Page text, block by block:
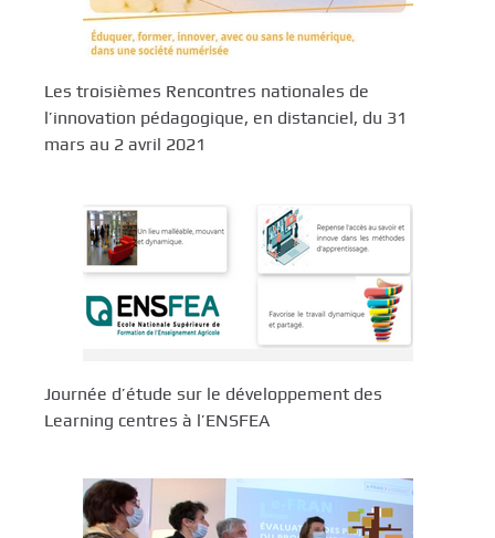
Les troisièmes Rencontres nationales de
l’innovation pédagogique, en distanciel, du 31
mars au 2 avril 2021
Journée d’étude sur le développement des
Learning centres à l’ENSFEA